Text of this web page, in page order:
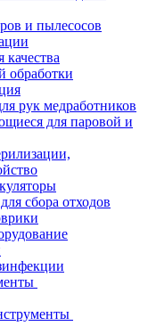
и пылесосов
качества
обработки
рук медработников
для паровой и
сбора отходов